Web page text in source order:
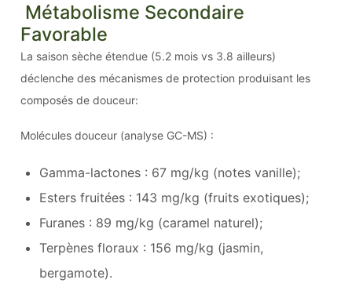
Métabolisme Secondaire
Favorable
La saison sèche étendue (5.2 mois vs 3.8 ailleurs)
déclenche des mécanismes de protection produisant les
composés de douceur:
Molécules douceur (analyse GC-MS) :
Gamma-lactones : 67 mg/kg (notes vanille);
Esters fruitées : 143 mg/kg (fruits exotiques);
Furanes : 89 mg/kg (caramel naturel);
Terpènes floraux : 156 mg/kg (jasmin,
bergamote).